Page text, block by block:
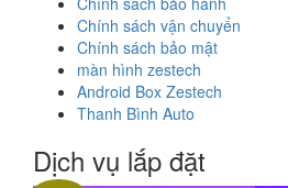
Chính sách vận chuyển
Chính sách bảo mật
màn hình zestech
Android Box Zestech
Thanh Bình Auto
Dịch vụ lắp đặt